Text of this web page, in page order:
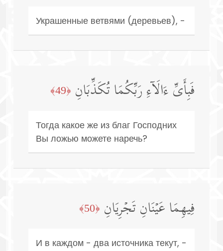
Украшенные ветвями (деревьев), -
فَبِأَیِّ ءَالَاۤءِ رَبِّكُمَا تُكَذِّبَانِ ﴿49﴾
Тогда какое же из благ Господних
Вы ложью можете наречь?
فِیهِمَا عَیۡنَانِ تَجۡرِیَانِ ﴿50﴾
И в каждом - два источника текут, -